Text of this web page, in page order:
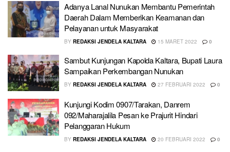
Adanya Lanal Nunukan Membantu Pemerintah
Daerah Dalam Memberikan Keamanan dan
Pelayanan untuk Masyarakat
BY REDAKSI JENDELA KALTARA 15 MARET 2022 0
Sambut Kunjungan Kapolda Kaltara, Bupati Laura
Sampaikan Perkembangan Nunukan
BY REDAKSI JENDELA KALTARA 27 FEBRUARI 2022 0
Kunjungi Kodim 0907/Tarakan, Danrem
092/Maharajalila Pesan ke Prajurit Hindari
Pelanggaran Hukum
BY REDAKSI JENDELA KALTARA 20 FEBRUARI 2022 0